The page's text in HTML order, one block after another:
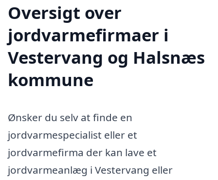
Oversigt over
jordvarmefirmaer i
Vestervang og Halsnæs
kommune
Ønsker du selv at finde en
jordvarmespecialist eller et
jordvarmefirma der kan lave et
jordvarmeanlæg i Vestervang eller